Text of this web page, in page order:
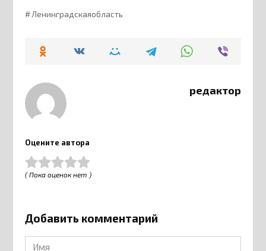
Ленинградскаяобласть
редактор
Оцените автора
( Пока оценок нет )
Добавить комментарий
Имя